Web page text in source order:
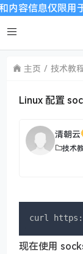
容信息仅限用
主页 技术教
Linux 配置
清朝云
技术
curl
现在使用